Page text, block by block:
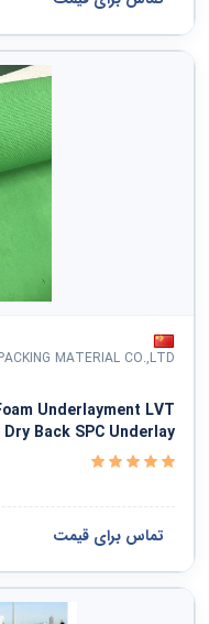
MATERIAL CO.,LTD
Underlayment LVT
Dry Back SPC Underlay
تماس برای قیمت